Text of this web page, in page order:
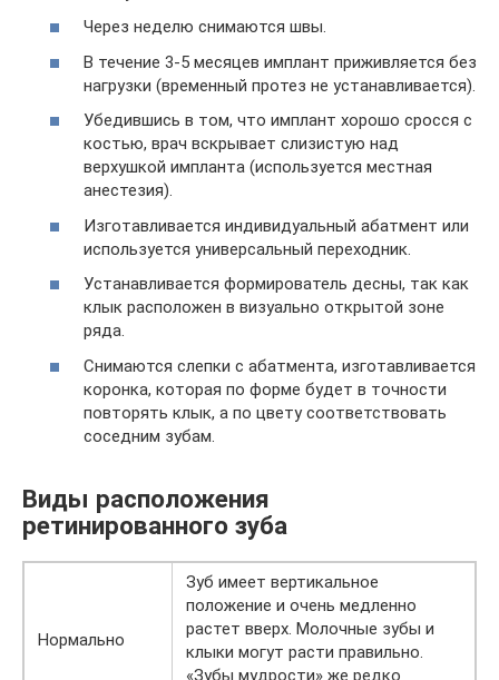
Через неделю снимаются швы.
В течение 3-5 месяцев имплант приживляется без
нагрузки (временный протез не устанавливается).
Убедившись в том, что имплант хорошо сросся с
костью, врач вскрывает слизистую над
верхушкой импланта (используется местная
анестезия).
Изготавливается индивидуальный абатмент или
используется универсальный переходник.
Устанавливается формирователь десны, так как
клык расположен в визуально открытой зоне
ряда.
Снимаются слепки с абатмента, изготавливается
коронка, которая по форме будет в точности
повторять клык, а по цвету соответствовать
соседним зубам.
Виды расположения
ретинированного зуба
Нормально
Зуб имеет вертикальное
положение и очень медленно
растет вверх. Молочные зубы и
клыки могут расти правильно.
«Зубы мудрости» же редко